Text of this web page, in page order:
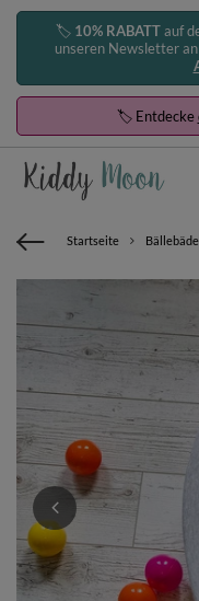
🏷️ 10% RABATTauf
unseren Newsletter
🏷️ Entdecke
Startseite